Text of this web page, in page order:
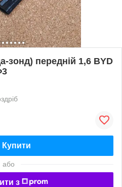
зонд) передній 1,6 BYD
Купити
або
з